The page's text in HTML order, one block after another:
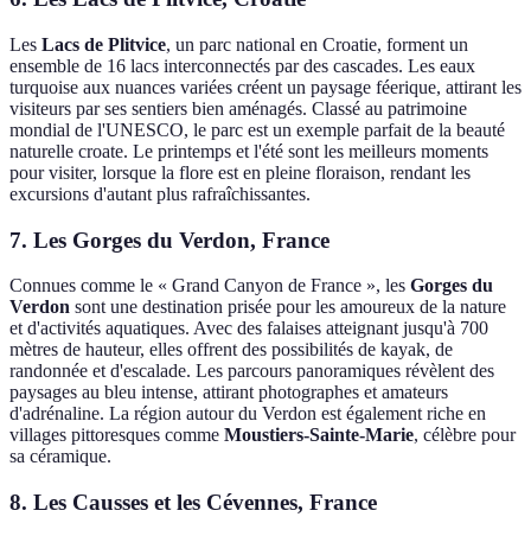
Les Lacs de Plitvice, un parc national en Croatie, forment un
ensemble de 16 lacs interconnectés par des cascades. Les eaux
turquoise aux nuances variées créent un paysage féerique, attirant les
visiteurs par ses sentiers bien aménagés. Classé au patrimoine
mondial de l'UNESCO, le parc est un exemple parfait de la beauté
naturelle croate. Le printemps et l'été sont les meilleurs moments
pour visiter, lorsque la flore est en pleine floraison, rendant les
excursions d'autant plus rafraîchissantes.
7. Les Gorges du Verdon, France
Connues comme le « Grand Canyon de France », les Gorges du
Verdon sont une destination prisée pour les amoureux de la nature
et d'activités aquatiques. Avec des falaises atteignant jusqu'à 700
mètres de hauteur, elles offrent des possibilités de kayak, de
randonnée et d'escalade. Les parcours panoramiques révèlent des
paysages au bleu intense, attirant photographes et amateurs
d'adrénaline. La région autour du Verdon est également riche en
villages pittoresques comme Moustiers-Sainte-Marie, célèbre pour
sa céramique.
8. Les Causses et les Cévennes, France